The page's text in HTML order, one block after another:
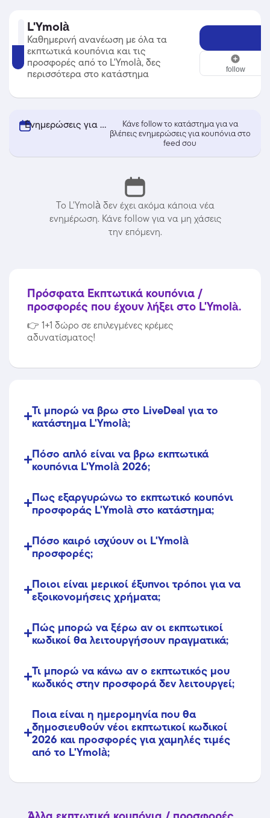
L'Ymolà
L'Ymolà
Καθημερινή ανανέωση με όλα τα
εκπτωτικά κουπόνια και τις
προσφορές από το L'Ymolà, δες
περισσότερα στο κατάστημα
follow
Ενημερώσεις για κουπόνια από L'Ymolà
Κάνε follow το κατάστημα για να
βλέπεις ενημερώσεις για κουπόνια στο
feed σου
Το L'Ymolà δεν έχει ακόμα κάποια νέα
ενημέρωση. Κάνε follow για να μη χάσεις
την επόμενη.
Πρόσφατα Εκπτωτικά κουπόνια /
προσφορές που έχουν λήξει στο L'Ymolà.
👉 1+1 δώρο σε επιλεγμένες κρέμες
αδυνατίσματος!
Τι μπορώ να βρω στο LiveDeal για το
κατάστημα L'Ymolà;
Πόσο απλό είναι να βρω εκπτωτικά
κουπόνια L'Ymolà 2026;
Πως εξαργυρώνω το εκπτωτικό κουπόνι
προσφοράς L'Ymolà στο κατάστημα;
Πόσο καιρό ισχύουν οι L'Ymolà
προσφορές;
Ποιοι είναι μερικοί έξυπνοι τρόποι για να
εξοικονομήσεις χρήματα;
Πώς μπορώ να ξέρω αν οι εκπτωτικοί
κωδικοί θα λειτουργήσουν πραγματικά;
Τι μπορώ να κάνω αν ο εκπτωτικός μου
κωδικός στην προσφορά δεν λειτουργεί;
Ποια είναι η ημερομηνία που θα
δημοσιευθούν νέοι εκπτωτικοί κωδικοί
2026 και προσφορές για χαμηλές τιμές
από το L'Ymolà;